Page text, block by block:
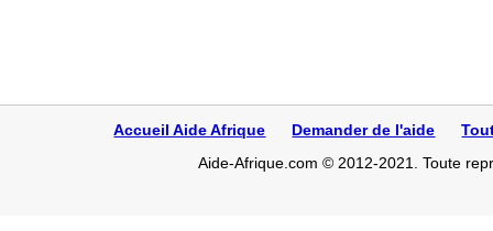
Accueil Aide Afrique Demander de l'aide
Aide-Afrique.com © 2012-2021. Toute